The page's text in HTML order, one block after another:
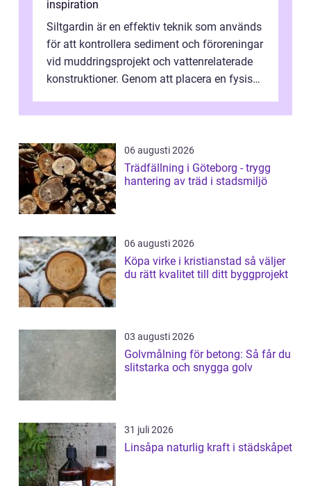
inspiration
Siltgardin är en effektiv teknik som används
för att kontrollera sediment och föroreningar
vid muddringsprojekt och vattenrelaterade
konstruktioner. Genom att placera en fysisk
06 augusti 2026
Trädfällning i Göteborg - trygg
hantering av träd i stadsmiljö
06 augusti 2026
Köpa virke i kristianstad så väljer
du rätt kvalitet till ditt byggprojekt
03 augusti 2026
Golvmålning för betong: Så får du
slitstarka och snygga golv
31 juli 2026
Linsåpa naturlig kraft i städskåpet